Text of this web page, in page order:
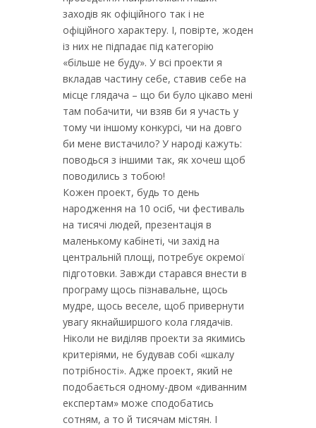
заходів як офіційного так і не
офіційного характеру. І, повірте, жоден
із них не підпадає під категорію
«більше не буду». У всі проекти я
вкладав частину себе, ставив себе на
місце глядача – що би було цікаво мені
там побачити, чи взяв би я участь у
тому чи іншому конкурсі, чи на довго
би мене вистачило? У народі кажуть:
поводься з іншими так, як хочеш щоб
поводились з тобою!
Кожен проект, будь то день
народження на 10 осіб, чи фестиваль
на тисячі людей, презентація в
маленькому кабінеті, чи захід на
центральній площі, потребує окремої
підготовки. Завжди старався внести в
програму щось пізнавальне, щось
мудре, щось веселе, щоб привернути
увагу якнайширшого кола глядачів.
Ніколи не виділяв проекти за якимись
критеріями, не будував собі «шкалу
потрібності». Адже проект, який не
подобається одному-двом «диванним
експертам» може сподобатись
сотням, а то й тисячам містян. І